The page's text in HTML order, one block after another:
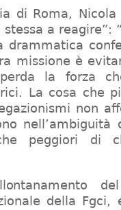
di Roma,
a reagire”:
drammatica
missione è
la forza
La cosa che
non
nell’ambiguità
peggiori di
della